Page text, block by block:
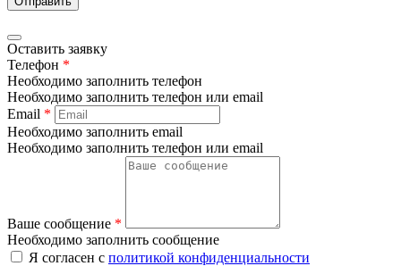
Оставить заявку
Телефон *
Необходимо заполнить телефон
Необходимо заполнить телефон или email
Email *
Необходимо заполнить email
Необходимо заполнить телефон или email
Ваше сообщение *
Необходимо заполнить сообщение
Я согласен с политикой конфиденциальности